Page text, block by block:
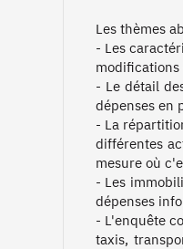
Les thèmes
- Les
- Le détail
dépenses en
- La
différentes
mesure où
- Les
dépenses
- L'enquête
taxis,